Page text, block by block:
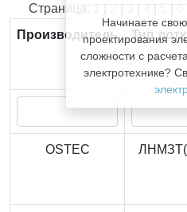
Начинаете
проектирования
сложности с
электротехнике?
Страница: 1 | 2 | 3 | 4 | 5 | 6
Производитель
Тип
OSTEC